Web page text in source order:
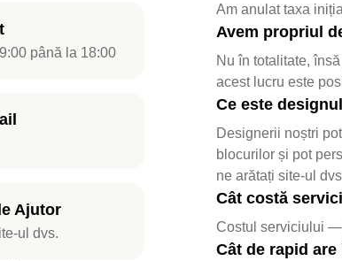
până la 18:00
Ajutor
ul dvs.
Am anulat taxa
Avem propriul
Nu în totalitate,
acest lucru este
Ce este
Designerii noștri
blocurilor și pot
ne arătați site-ul
Cât costă
Costul serviciului
Cât de rapid